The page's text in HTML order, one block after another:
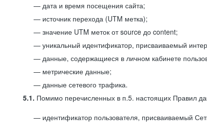
дата и время посещения сайта;
источник перехода (UTM метка);
значение UTM меток от source до content;
уникальный идентификатор, присваиваемый
данные, содержащиеся в личном кабинете
метрические данные;
данные сетевого трафика.
5.1. Помимо перечисленных в п.5. настоящих Правил
идентификатор пользователя, присваиваемый